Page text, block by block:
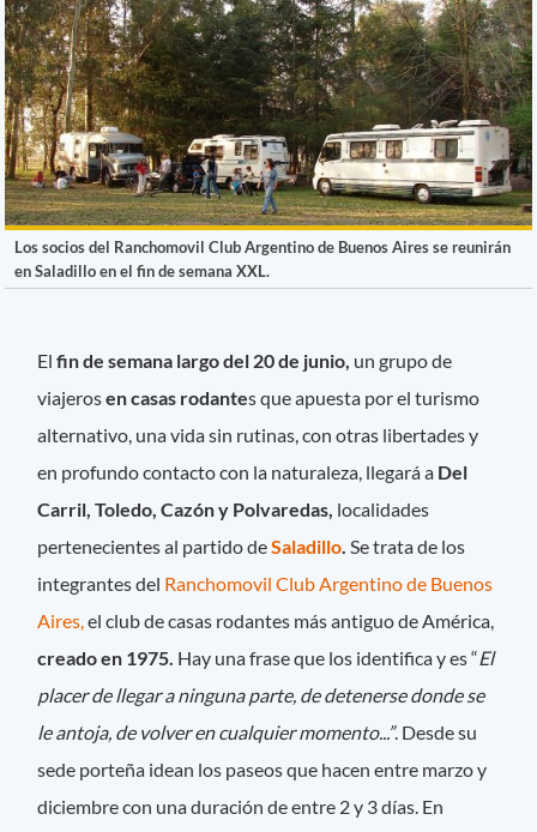
Los socios del Ranchomovil Club Argentino de Buenos Aires se reunirán
en Saladillo en el fin de semana XXL.
Elfin de semana largo del 20 de junio, un grupo de
viajerosen casas rodantes que apuesta por el turismo
alternativo, una vida sin rutinas, con otras libertades y
en profundo contacto con la naturaleza, llegará a Del
Carril, Toledo, Cazón y Polvaredas, localidades
pertenecientes al partido deSaladillo Se trata de los
integrantes del Ranchomovil Club Argentino de Buenos
Aires, el club de casas rodantes más antiguo de América,
creado en 1975. Hay una frase que los identifica y es “El
placer de llegar a ninguna parte, de detenerse donde se
le antoja, de volver en cualquier momento...”. Desde su
sede porteña idean los paseos que hacen entre marzo y
diciembre con una duración de entre 2 y 3 días. En